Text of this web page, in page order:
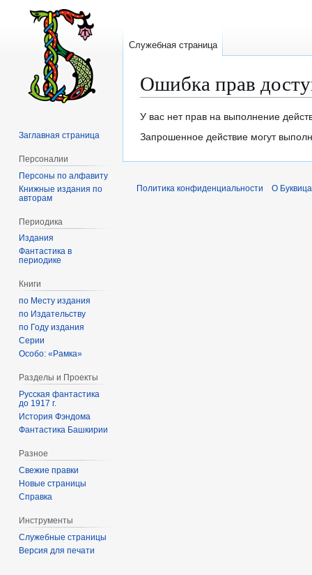
Ошибка прав
Перейти
к
Перейти
к
У вас нет прав на выполнение
Запрошенное действие могут
Служебная страница
Заглавная страница
Персоналии
Персоны по алфавиту
Книжные издания по
авторам
Периодика
Издания
Фантастика в
периодике
Книги
по Месту издания
по Издательству
по Году издания
Серии
Особо: «Рамка»
Разделы и Проекты
Русская фантастика
до 1917 г.
История Фэндома
Фантастика Башкирии
Разное
Свежие правки
Новые страницы
Справка
Инструменты
Служебные страницы
Версия для печати
Политика конфиденциальности О Буквица